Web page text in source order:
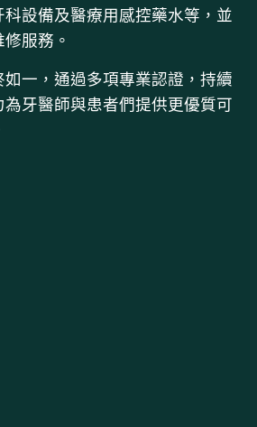
設備及醫療用感控藥水等，並
服務。
一，通過多項專業認證，持續
牙醫師與患者們提供更優質可